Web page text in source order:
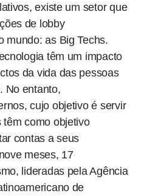
existe um setor que
de lobby
mundo: as Big Techs.
têm um impacto
da vida das pessoas
No entanto,
cujo objetivo é servir
têm como objetivo
contas a seus
meses, 17
lideradas pela Agência
de